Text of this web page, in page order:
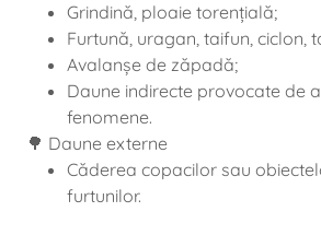
Grindină, ploaie torențială;
Furtună, uragan, taifun, ciclon,
Avalanșe de zăpadă;
Daune indirecte provocate de
fenomene.
🌳 Daune externe
Căderea copacilor sau
furtunilor.